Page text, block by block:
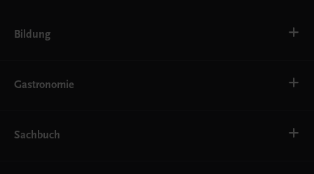
Bildung
AHS
EWF/ZWF
FW
Gastronomie
Getränke
Sachbuch